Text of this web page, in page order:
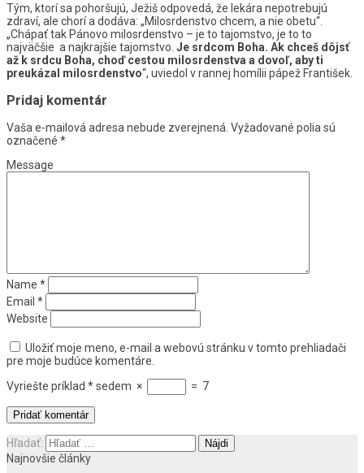
Tým, ktorí sa pohoršujú, Ježiš odpovedá, že lekára nepotrebujú
zdraví, ale chorí a dodáva: „Milosrdenstvo chcem, a nie obetu“.
„Chápať tak Pánovo milosrdenstvo – je to tajomstvo, je to to
najväčšie a najkrajšie tajomstvo. Je srdcom Boha. Ak chceš dôjsť
až k srdcu Boha, choď cestou milosrdenstva a dovoľ, aby ti
preukázal milosrdenstvo“, uviedol v rannej homílii pápež František.
Pridaj komentár
Vaša e-mailová adresa nebude zverejnená. Vyžadované polia sú
označené *
Message
Name *
Email *
Website
Uložiť moje meno, e-mail a webovú stránku v tomto prehliadači
pre moje budúce komentáre.
Vyriešte príklad *sedem × = 7
Hľadať:
Najnovšie články